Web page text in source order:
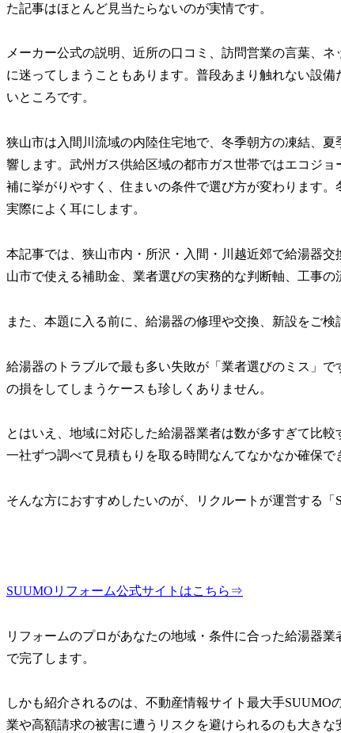
た記事はほとんど見当たらないのが実情です。
メーカー公式の説明、近所の口コミ、訪問営業の言葉、
に迷ってしまうこともあります。普段あまり触れない設
いところです。
狭山市は入間川流域の内陸住宅地で、冬季朝方の凍結、
響します。武州ガス供給区域の都市ガス世帯ではエコジ
補に挙がりやすく、住まいの条件で選び方が変わります
実際によく耳にします。
本記事では、狭山市内・所沢・入間・川越近郊で給湯器
山市で使える補助金、業者選びの実務的な判断軸、工事
また、本題に入る前に、給湯器の修理や交換、新設をご
給湯器のトラブルで最も多い失敗が「業者選びのミス」
の損をしてしまうケースも珍しくありません。
とはいえ、地域に対応した給湯器業者は数が多すぎて比
一社ずつ調べて見積もりを取る時間なんてなかなか確保で
そんな方におすすめしたいのが、リクルートが運営する「
SUUMOリフォーム公式サイトはこちら⇒
リフォームのプロがあなたの地域・条件に合った給湯器
で完了します。
しかも紹介されるのは、不動産情報サイト最大手
業や高額請求の被害に遭うリスクを避けられるのも大きな